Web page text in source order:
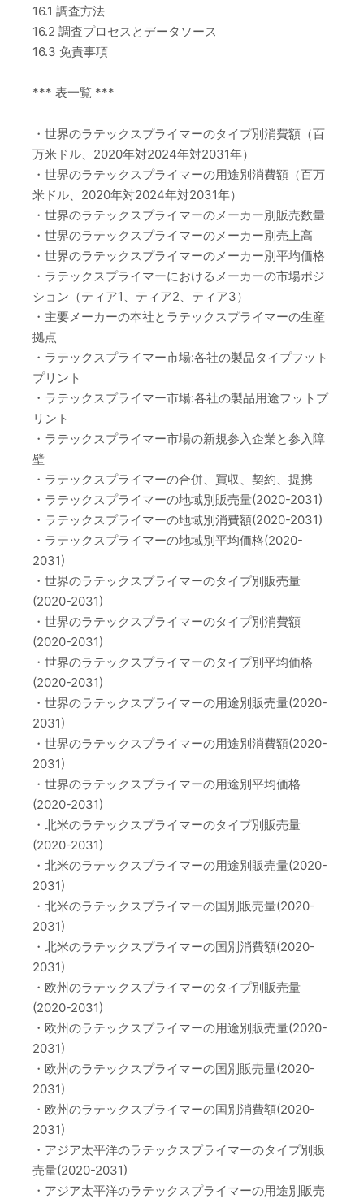
16.1 調査方法
16.2 調査プロセスとデータソース
16.3 免責事項
*** 表一覧 ***
・世界のラテックスプライマーのタイプ別消費額（百
万米ドル、2020年対2024年対2031年）
・世界のラテックスプライマーの用途別消費額（百万
米ドル、2020年対2024年対2031年）
・世界のラテックスプライマーのメーカー別販売数量
・世界のラテックスプライマーのメーカー別売上高
・世界のラテックスプライマーのメーカー別平均価格
・ラテックスプライマーにおけるメーカーの市場ポジ
ション（ティア1、ティア2、ティア3）
・主要メーカーの本社とラテックスプライマーの生産
拠点
・ラテックスプライマー市場:各社の製品タイプフット
プリント
・ラテックスプライマー市場:各社の製品用途フットプ
リント
・ラテックスプライマー市場の新規参入企業と参入障
壁
・ラテックスプライマーの合併、買収、契約、提携
・ラテックスプライマーの地域別販売量(2020-2031)
・ラテックスプライマーの地域別消費額(2020-2031)
・ラテックスプライマーの地域別平均価格(2020-
2031)
・世界のラテックスプライマーのタイプ別販売量
(2020-2031)
・世界のラテックスプライマーのタイプ別消費額
(2020-2031)
・世界のラテックスプライマーのタイプ別平均価格
(2020-2031)
・世界のラテックスプライマーの用途別販売量(2020-
2031)
・世界のラテックスプライマーの用途別消費額(2020-
2031)
・世界のラテックスプライマーの用途別平均価格
(2020-2031)
・北米のラテックスプライマーのタイプ別販売量
(2020-2031)
・北米のラテックスプライマーの用途別販売量(2020-
2031)
・北米のラテックスプライマーの国別販売量(2020-
2031)
・北米のラテックスプライマーの国別消費額(2020-
2031)
・欧州のラテックスプライマーのタイプ別販売量
(2020-2031)
・欧州のラテックスプライマーの用途別販売量(2020-
2031)
・欧州のラテックスプライマーの国別販売量(2020-
2031)
・欧州のラテックスプライマーの国別消費額(2020-
2031)
・アジア太平洋のラテックスプライマーのタイプ別販
売量(2020-2031)
・アジア太平洋のラテックスプライマーの用途別販売